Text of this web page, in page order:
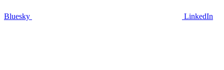
Bluesky LinkedIn